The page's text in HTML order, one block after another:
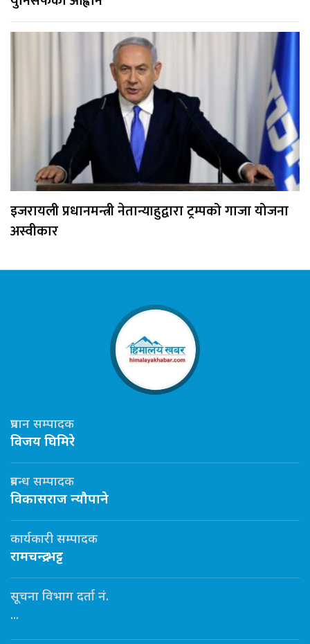
इजरायली प्रधानमन्त्री नेतान्याहुद्वारा ट्रम्पको गाजा योजना
अस्वीकार
प्रधान सम्पादक
विजय घिमिरे
प्रबन्ध सम्पादक
विकासराज न्यौपाने
कार्यकारी सम्पादक
रामचन्द्र भट्ट
सूचना विभाग दर्ता नं.
...